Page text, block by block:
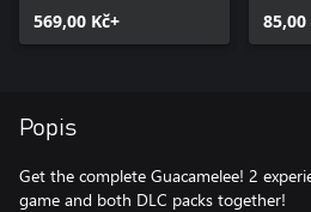
569,00 Kč+
85,00
Popis
Get the complete Guacamelee! 2
game and both DLC packs together!